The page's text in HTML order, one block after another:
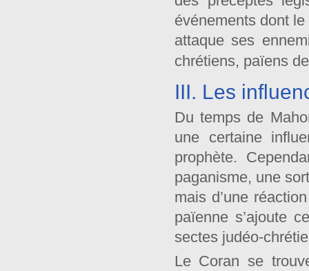
événements dont
attaque ses
chrétiens, païens
III. Les
Du temps de
une certaine
prophète.
paganisme, une
mais d’une
païenne s’ajoute
sectes judéo-
Le Coran se